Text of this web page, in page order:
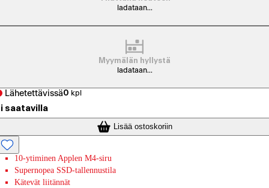
ladataan...
Myymälän hyllystä
ladataan...
Lähetettävissä0 kpl
saatavilla
Lisää ostoskoriin
10-ytiminen Applen M4-siru
Supernopea SSD-tallennustila
Kätevät liitännät